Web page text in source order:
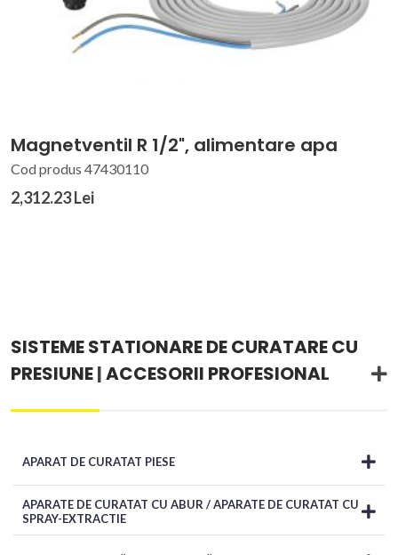
Magnetventil R 1/2", alimentare apa
Cod produs 47430110
2,312.23 Lei
SISTEME STATIONARE DE CURATARE CU
PRESIUNE|ACCESORII PROFESIONAL
APARAT DE CURATAT PIESE
APARATE DE CURATAT CU ABUR / APARATE DE CURATAT CU
SPRAY-EXTRACTIE